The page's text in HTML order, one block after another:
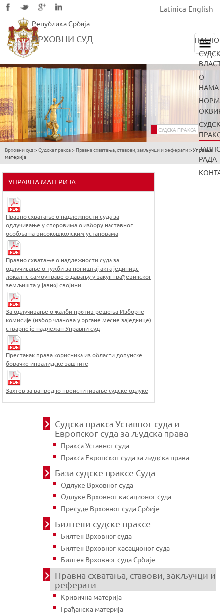
to
main
Република Србија
ВРХОВНИ СУД
Latinica English
О
НАМА
РАДА
СУДСКА ПРАКСА
You
here
Врховни суд > Судска пракса> Правна схватања, ставови, закључци и реферати > Управна
материја
УПРАВНА МАТЕРИЈА
Правно схватање o надлежности суда за
одлучивање у споровима о избору наставног
особља на високошколским установама
Правно схватање о надлежности суда за
одлучивање о тужби за поништај акта јединице
локалне самоуправе о давању у закуп грађевинског
земљишта у јавној својини
За одлучивање о жалби против решења Изборне
комисије (избор чланова у органе месне заједнице)
стварно је надлежан Управни суд
Престанак права корисника из области допунске
борачко-инвалидске заштите
Захтев за ванредно преиспитивање судске одлуке
Судска пракса Уставног суда и
Европског суда за људска права
Пракса Уставног суда
Пракса Европског суда за људска права
База судске праксе Суда
Одлуке Врховног суда
Одлуке Врховног касационог суда
Пресуде Врховног суда Србије
Билтени судске праксе
Билтен Врховног суда
Билтен Врховног касационог суда
Билтен Врховног суда Србије
Правна схватања, ставови, закључци и
реферати
Кривична материја
Грађанска материја